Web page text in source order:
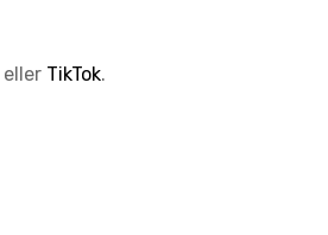
eller TikTok.